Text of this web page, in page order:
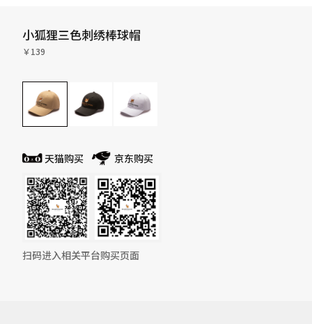
小狐狸三色刺绣棒球帽
￥139
天猫购买 京东购买
扫码进入相关平台购买页面